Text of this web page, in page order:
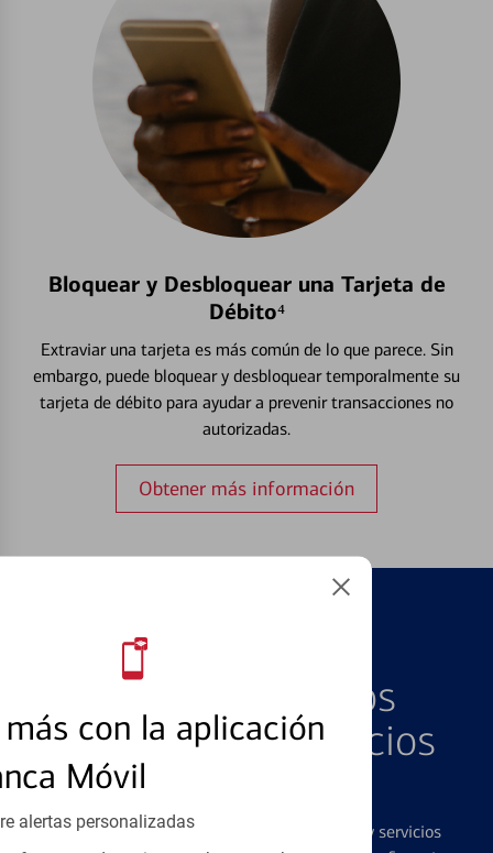
con la aplicación
Móvil
alertas personalizadas
Bloquear y Desbloquear una Tarjeta de
Débito⁴
Extraviar una tarjeta es más común de lo que parece. Sin
embargo, puede bloquear y desbloquear temporalmente su
tarjeta de débito para ayudar a prevenir transacciones no
autorizadas.
Obtener más información
Explore Nuestros
Productos y Servicios
Destacados
Ofrecemos una amplia gama de productos y servicios